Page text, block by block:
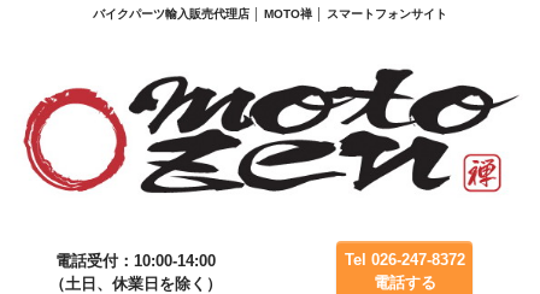
バイクパーツ輸入販売代理店 │ MOTO禅 │ スマートフォンサイト
電話受付：10:00-14:00
（土日、休業日を除く）
Tel 026-247-8372
電話する